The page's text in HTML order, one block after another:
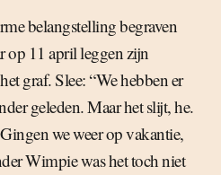
belangstelling begraven
op 11 april leggen zijn
graf. Slee: “We hebben er
geleden. Maar het slijt, he.
we weer op vakantie,
Wimpie was het toch niet